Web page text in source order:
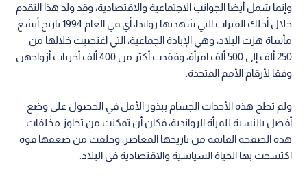
وإنما شمل أيضا الجوانب الاجتماعية والاقتصادية، وقد ولد هذا التقدم
خلال أحلك الفترات التي شهدتها رواندا، أي في العام 1994 تاريخ أبشع
مأساة هزت البلاد، وهي الإبادة الجماعية، التي اغتصبت خلالها من
250 ألف إلى 500 ألف امرأة، وفقدت أكثر من 400 ألف أخريات أزواجهن
وفقا لأرقام الأمم المتحدة.
ولم تطح هذه الأحداث الجسام ببذور الأمل في الحصول على وضع
أفضل بالنسبة للمرأة الرواندية، فكان أن تمكنت من تجاوز مخلفات
هذه الصفحة القاتمة من تاريخها المعاصر، وخلقت من ضعفها قوة
اكتسحت بها الحياة السياسية والاقتصادية في البلاد.